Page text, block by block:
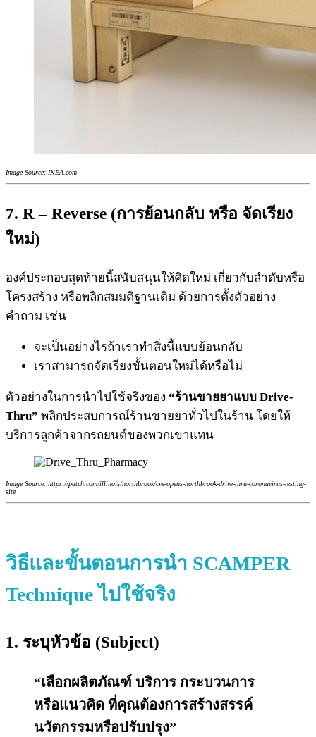
Image Source: IKEA.com
7. R – Reverse (การย้อนกลับ หรือ จัดเรียง
ใหม่)
องค์ประกอบสุดท้ายนี้สนับสนุนให้คิดใหม่ เกี่ยวกับลำดับหรือ
โครงสร้าง หรือพลิกสมมติฐานเดิม ด้วยการตั้งตัวอย่าง
คำถาม เช่น
จะเป็นอย่างไรถ้าเราทำสิ่งนี้แบบย้อนกลับ
เราสามารถจัดเรียงขั้นตอนใหม่ได้หรือไม่
ตัวอย่างในการนำไปใช้จริงของ “ร้านขายยาแบบ Drive-
Thru” พลิกประสบการณ์ร้านขายยาทั่วไปในร้าน โดยให้
บริการลูกค้าจากรถยนต์ของพวกเขาแทน
Image Source: https://patch.com/illinois/northbrook/cvs-opens-northbrook-drive-thru-coronavirus-testing-
site
วิธีและขั้นตอนการนำ SCAMPER
Technique ไปใช้จริง
1. ระบุหัวข้อ (Subject)
“เลือกผลิตภัณฑ์ บริการ กระบวนการ
หรือแนวคิด ที่คุณต้องการสร้างสรรค์
นวัตกรรมหรือปรับปรุง”